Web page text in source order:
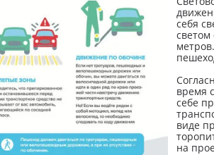
себя
светом
время
себе
виде
на